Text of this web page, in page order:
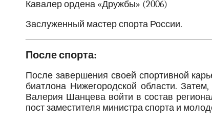
Кавалер ордена «Дружбы» (2006)
Заслуженный мастер спорта России.
После спорта:
После завершения своей спортивной
биатлона Нижегородской области.
Валерия Шанцева войти в состав
пост заместителя министра спорта и